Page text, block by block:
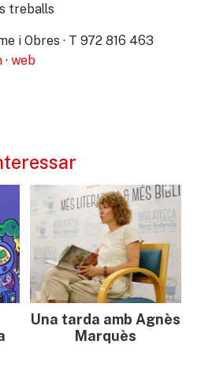
treballs
i Obres · T 972 816 463
· web
Una tarda amb Agnès
Marquès